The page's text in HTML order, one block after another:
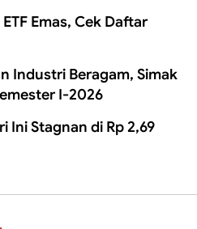
Emas, Cek Daftar
Industri Beragam, Simak
I-2026
Ini Stagnan di Rp 2,69